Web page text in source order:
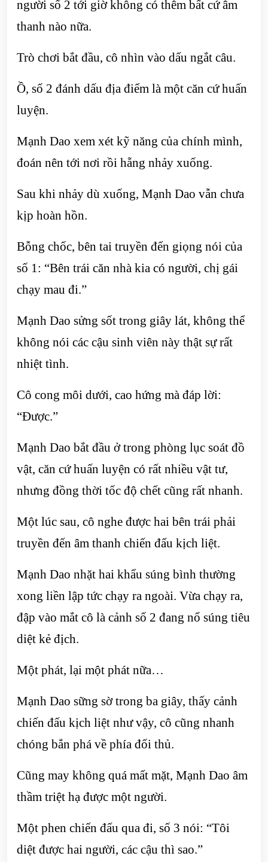
người số 2 tới giờ không có thêm bất cứ âm
thanh nào nữa.
Trò chơi bắt đầu, cô nhìn vào dấu ngắt câu.
Ồ, số 2 đánh dấu địa điểm là một căn cứ huấn
luyện.
Mạnh Dao xem xét kỹ năng của chính mình,
đoán nên tới nơi rồi hẵng nhảy xuống.
Sau khi nhảy dù xuống, Mạnh Dao vẫn chưa
kịp hoàn hồn.
Bỗng chốc, bên tai truyền đến giọng nói của
số 1: “Bên trái căn nhà kia có người, chị gái
chạy mau đi.”
Mạnh Dao sửng sốt trong giây lát, không thể
không nói các cậu sinh viên này thật sự rất
nhiệt tình.
Cô cong môi dưới, cao hứng mà đáp lời:
“Được.”
Mạnh Dao bắt đầu ở trong phòng lục soát đồ
vật, căn cứ huấn luyện có rất nhiều vật tư,
nhưng đồng thời tốc độ chết cũng rất nhanh.
Một lúc sau, cô nghe được hai bên trái phải
truyền đến âm thanh chiến đấu kịch liệt.
Mạnh Dao nhặt hai khẩu súng bình thường
xong liền lập tức chạy ra ngoài. Vừa chạy ra,
đập vào mắt cô là cảnh số 2 đang nổ súng tiêu
diệt kẻ địch.
Một phát, lại một phát nữa…
Mạnh Dao sững sờ trong ba giây, thấy cảnh
chiến đấu kịch liệt như vậy, cô cũng nhanh
chóng bắn phá về phía đối thủ.
Cũng may không quá mất mặt, Mạnh Dao âm
thầm triệt hạ được một người.
Một phen chiến đấu qua đi, số 3 nói: “Tôi
diệt được hai người, các cậu thì sao.”